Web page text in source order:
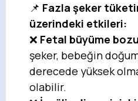
📌 Fazla şeker
üzerindeki etkileri:
❌ Fetal büyüme
şeker, bebeğin
derecede yüksek
olabilir.